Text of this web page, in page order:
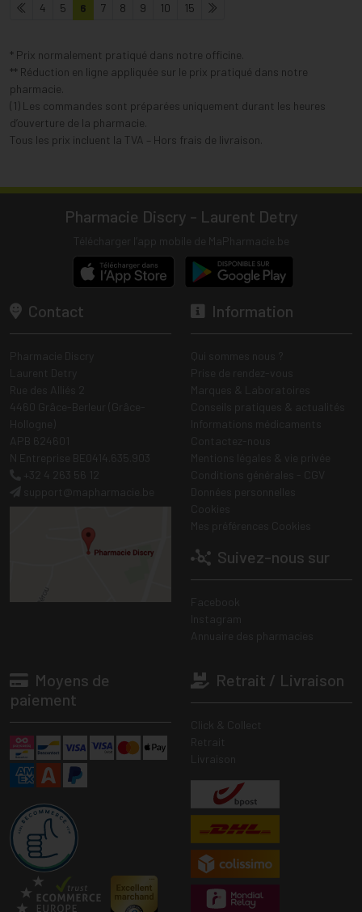
4 5 6 7 8 9 10 15
* Prix normalement pratiqué dans notre officine.
** Réduction en ligne appliquée sur le prix pratiqué dans notre
pharmacie.
(1) Les commandes sont préparées uniquement durant les heures
d’ouverture de la pharmacie.
Tous les prix incluent la TVA – Hors frais de livraison.
Pharmacie Discry - Laurent Detry
Contact Information
Suivez-nous sur
Moyens de
paiement
Retrait / Livraison